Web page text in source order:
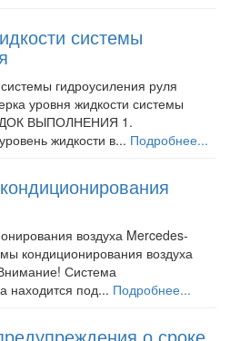
системы
гидроусиления руля
уровня жидкости системы
ВЫПОЛНЕНИЯ 1.
жидкости в... Подробнее...
воздуха Mercedes-
кондиционирования воздуха
Система
находится под... Подробнее...